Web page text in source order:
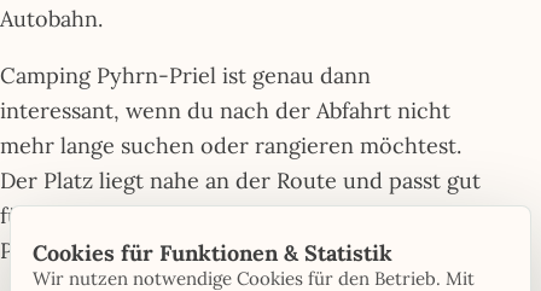
Cookies für Funktionen & Statistik
Wir nutzen notwendige Cookies für den Betrieb. Mit
Autobahn.
Camping Pyhrn-Priel ist genau dann
interessant, wenn du nach der Abfahrt nicht
mehr lange suchen oder rangieren möchtest.
Der Platz liegt nahe an der Route und passt gut
für eine Nacht vor oder nach Bosrucktunnel,
Pyhrnpass und weiterer Fahrt Richtung Süden.